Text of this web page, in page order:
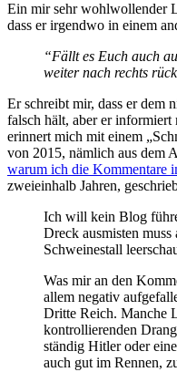
Ein mir sehr wohlwollender
dass er irgendwo in einem
“Fällt es Euch auch
weiter nach rechts
Er schreibt mir, dass er dem
falsch hält, aber er informiert
erinnert mich mit einem
von 2015, nämlich aus dem
warum ich die Kommentare
zweieinhalb Jahren,
Ich will kein Blog
Dreck ausmisten
Schweinestall
Was mir an den
allem negativ
Dritte Reich. Manche
kontrollierenden
ständig Hitler oder
auch gut im Rennen,